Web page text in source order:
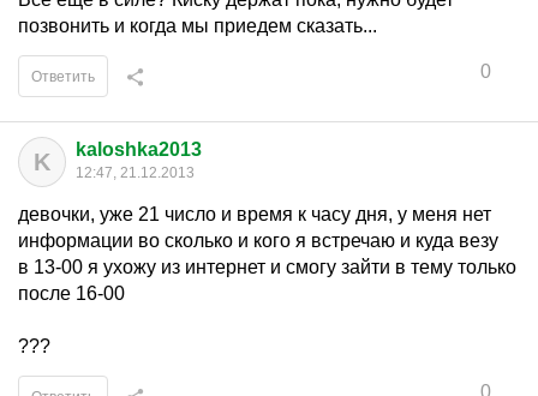
позвонить и когда мы приедем сказать...
0
Ответить
K kaloshka2013
12:47, 21.12.2013
девочки, уже 21 число и время к часу дня, у меня нет
информации во сколько и кого я встречаю и куда везу
в 13-00 я ухожу из интернет и смогу зайти в тему только
после 16-00
???
0